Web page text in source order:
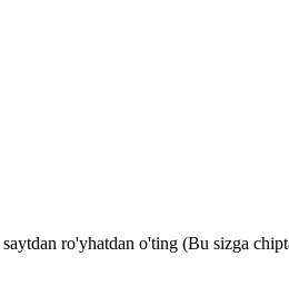
ro'yhatdan o'ting (Bu sizga